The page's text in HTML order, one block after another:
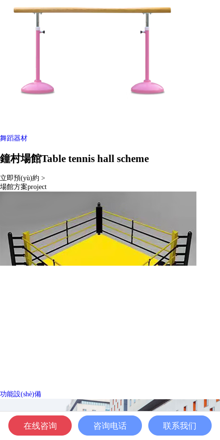
舞蹈器材
鐘村場館Table tennis hall scheme
立即預(yù)約 >
場館方案project
功能設(shè)備
在线咨询 咨询电话 联系我们